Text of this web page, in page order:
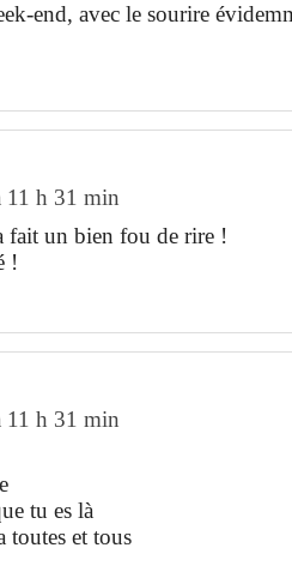
end, avec le sourire
11 h 31 min
fait un bien fou de rire !
!
11 h 31 min
tu es là
toutes et tous